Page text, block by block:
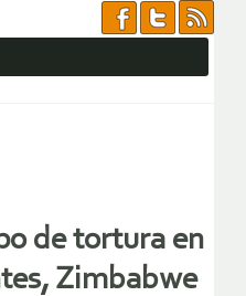
de tortura en
Zimbabwe